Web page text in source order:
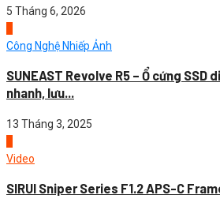
5 Tháng 6, 2026
Công Nghệ Nhiếp Ảnh
SUNEAST Revolve R5 – Ổ cứng SSD
nhanh, lưu...
13 Tháng 3, 2025
Video
SIRUI Sniper Series F1.2 APS-C